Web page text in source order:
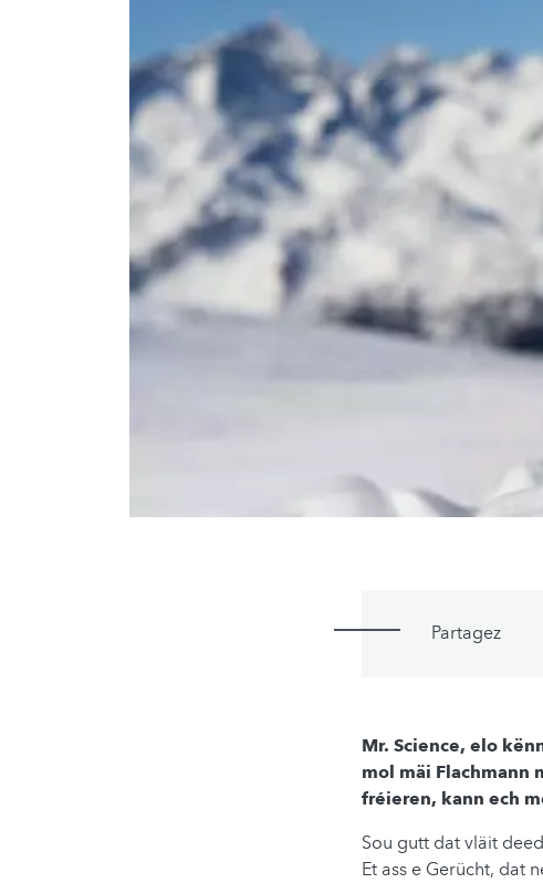
Partagez
Mr. Science, elo
mol mäi Flachmann
fréieren, kann ech
Sou gutt dat vläit
Et ass e Gerücht, dat